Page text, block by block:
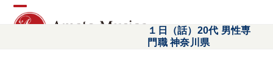
Open
Close
１日（話）20代 男性専
門職 神奈川県